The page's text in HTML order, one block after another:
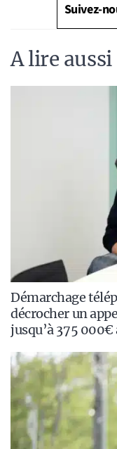
Suivez-
A lire aussi
Démarchage
décrocher un
jusqu’à 375